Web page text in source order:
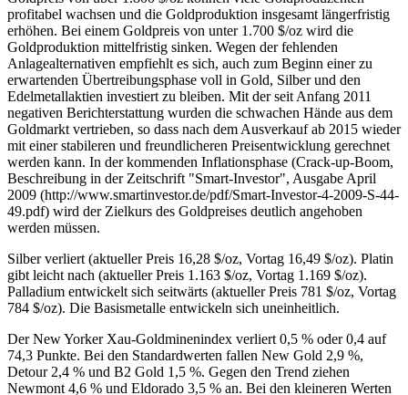
profitabel wachsen und die Goldproduktion insgesamt längerfristig
erhöhen. Bei einem Goldpreis von unter 1.700 $/oz wird die
Goldproduktion mittelfristig sinken. Wegen der fehlenden
Anlagealternativen empfiehlt es sich, auch zum Beginn einer zu
erwartenden Übertreibungsphase voll in Gold, Silber und den
Edelmetallaktien investiert zu bleiben. Mit der seit Anfang 2011
negativen Berichterstattung wurden die schwachen Hände aus dem
Goldmarkt vertrieben, so dass nach dem Ausverkauf ab 2015 wieder
mit einer stabileren und freundlicheren Preisentwicklung gerechnet
werden kann. In der kommenden Inflationsphase (Crack-up-Boom,
Beschreibung in der Zeitschrift "Smart-Investor", Ausgabe April
2009 (http://www.smartinvestor.de/pdf/Smart-Investor-4-2009-S-44-
49.pdf) wird der Zielkurs des Goldpreises deutlich angehoben
werden müssen.
Silber verliert (aktueller Preis 16,28 $/oz, Vortag 16,49 $/oz). Platin
gibt leicht nach (aktueller Preis 1.163 $/oz, Vortag 1.169 $/oz).
Palladium entwickelt sich seitwärts (aktueller Preis 781 $/oz, Vortag
784 $/oz). Die Basismetalle entwickeln sich uneinheitlich.
Der New Yorker Xau-Goldminenindex verliert 0,5 % oder 0,4 auf
74,3 Punkte. Bei den Standardwerten fallen New Gold 2,9 %,
Detour 2,4 % und B2 Gold 1,5 %. Gegen den Trend ziehen
Newmont 4,6 % und Eldorado 3,5 % an. Bei den kleineren Werten